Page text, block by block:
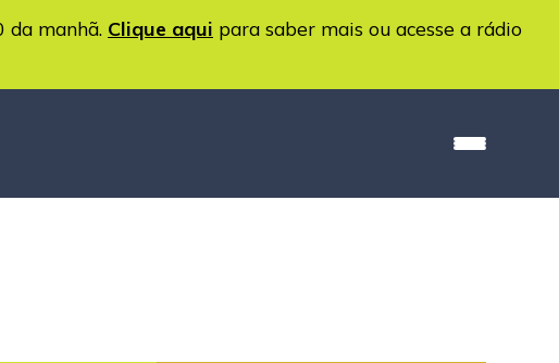
da manhã. Clique aqui para saber mais ou acesse a rádio